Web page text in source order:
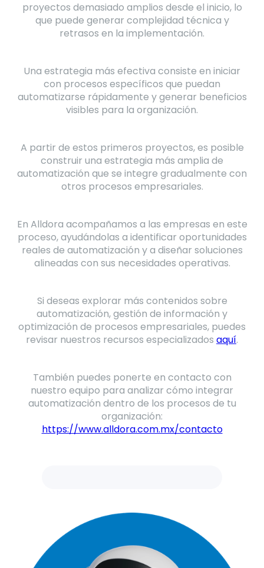
proyectos demasiado amplios desde el inicio, lo
que puede generar complejidad técnica y
retrasos en la implementación.
Una estrategia más efectiva consiste en iniciar
con procesos específicos que puedan
automatizarse rápidamente y generar beneficios
visibles para la organización.
A partir de estos primeros proyectos, es posible
construir una estrategia más amplia de
automatización que se integre gradualmente con
otros procesos empresariales.
En Alldora acompañamos a las empresas en este
proceso, ayudándolas a identificar oportunidades
reales de automatización y a diseñar soluciones
alineadas con sus necesidades operativas.
Si deseas explorar más contenidos sobre
automatización, gestión de información y
optimización de procesos empresariales, puedes
revisar nuestros recursos especializados aquí.
También puedes ponerte en contacto con
nuestro equipo para analizar cómo integrar
automatización dentro de los procesos de tu
organización:
https://www.alldora.com.mx/contacto